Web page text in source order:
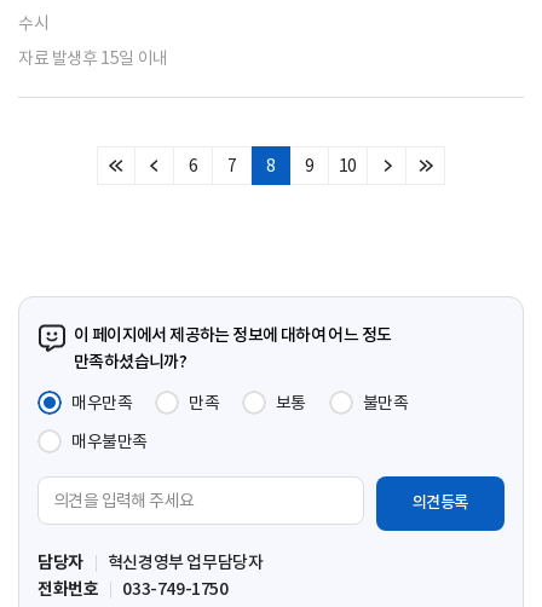
수시
자료 발생후 15일 이내
처
이
6 7 8 9 10
다
마
이 페이지에서 제공하는 정보에 대하여 어느 정도
만족하셨습니까?
매우만족
만족 보통
불만족
매우불만족
견
입
력
담당자
혁신경영부 업무담당자
전화번호
033-749-1750